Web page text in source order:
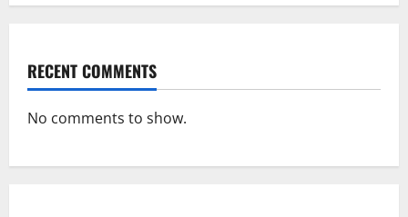
RECENT COMMENTS
No comments to show.